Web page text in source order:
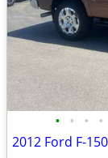
• • • •
2012 Ford F-